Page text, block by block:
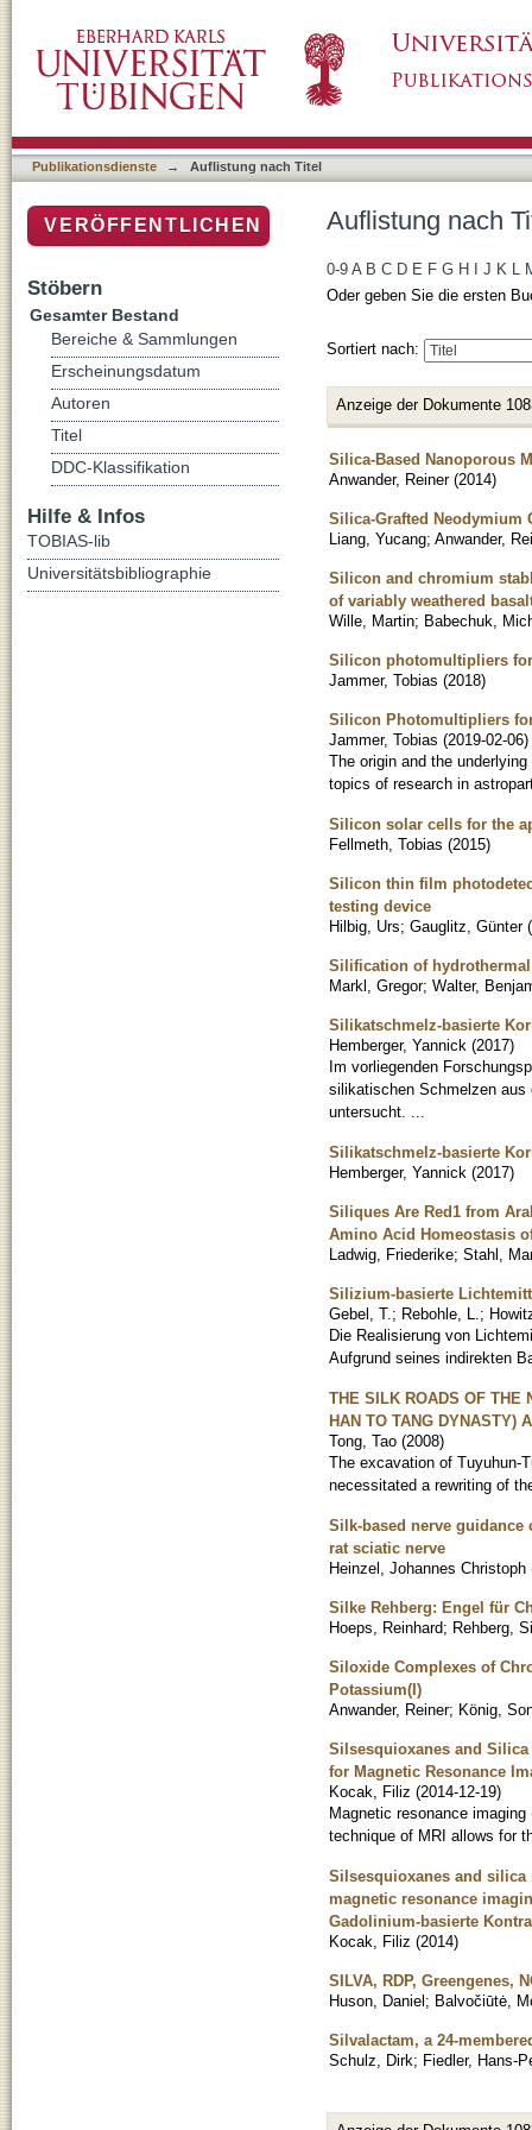
Publikationsdienste → Auflistung nach Titel
Auflistung nach
0-9 A B C D E F G H J K L
Oder geben Sie die ersten
Sortiert nach:
Anzeige der Dokumente
Silica-Based Nanoporous
Anwander, Reiner (2014)
Silica-Grafted Neodymium
Liang, Yucang; Anwander,
Silicon and chromium
of variably weathered
Wille, Martin; Babechuk,
Silicon photomultipliers
Jammer, Tobias (2018)
Silicon Photomultipliers
Jammer, Tobias (2019-02-06)
The origin and the
topics of research in
Silicon solar cells for the
Fellmeth, Tobias (2015)
Silicon thin film
testing device
Hilbig, Urs; Gauglitz, Günter (
Silification of
Markl, Gregor; Walter,
Silikatschmelz-basierte
Hemberger, Yannick (2017)
Im vorliegenden
silikatischen Schmelzen
untersucht. ...
Silikatschmelz-basierte
Hemberger, Yannick (2017)
Siliques Are Red1 from
Amino Acid Homeostasis
Ladwig, Friederike; Stahl,
Silizium-basierte
Gebel, T. ; Rebohle, L. ;
Die Realisierung von
Aufgrund seines indirekten
THE SILK ROADS OF THE
HAN TO TANG DYNASTY)
Tong, Tao (2008)
The excavation of Tuyuhun-
necessitated a rewriting of
Silk-based nerve
rat sciatic nerve
Heinzel, Johannes Christoph
Silke Rehberg: Engel für
Hoeps, Reinhard; Rehberg,
Siloxide Complexes of
Potassium(I)
Anwander, Reiner; König,
Silsesquioxanes and
for Magnetic Resonance
Kocak, Filiz (2014-12-19)
Magnetic resonance
technique of MRI allows for
Silsesquioxanes and
magnetic resonance
Gadolinium-basierte
Kocak, Filiz (2014)
SILVA, RDP, Greengenes,
Huson, Daniel; Balvočiūtė,
Silvalactam, a 24-
Schulz, Dirk; Fiedler, Hans-
VERÖFFENTLICHEN
Stöbern
Gesamter Bestand
Bereiche & Sammlungen
Erscheinungsdatum
Autoren
Titel
DDC-Klassifikation
Hilfe & Infos
TOBIAS-lib
Universitätsbibliographie